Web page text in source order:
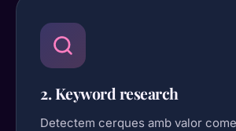
2. Keyword research
Detectem cerques amb valor